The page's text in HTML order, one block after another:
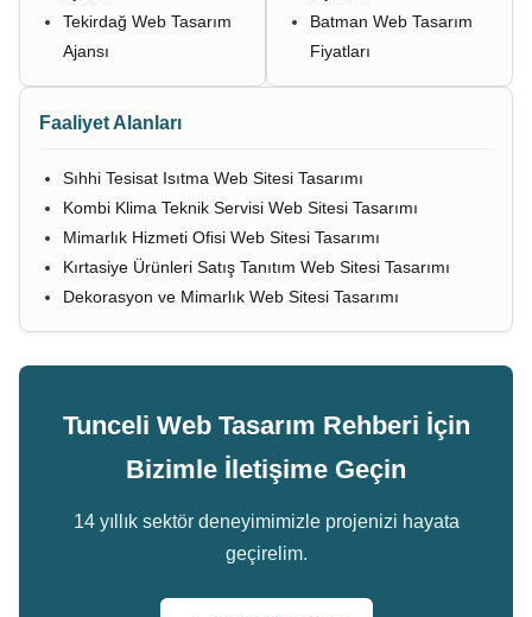
Tekirdağ Web Tasarım
Ajansı
Batman Web Tasarım
Fiyatları
Faaliyet Alanları
Sıhhi Tesisat Isıtma Web Sitesi Tasarımı
Kombi Klima Teknik Servisi Web Sitesi Tasarımı
Mimarlık Hizmeti Ofisi Web Sitesi Tasarımı
Kırtasiye Ürünleri Satış Tanıtım Web Sitesi Tasarımı
Dekorasyon ve Mimarlık Web Sitesi Tasarımı
Tunceli Web Tasarım Rehberi İçin
Bizimle İletişime Geçin
14 yıllık sektör deneyimimizle projenizi hayata
geçirelim.